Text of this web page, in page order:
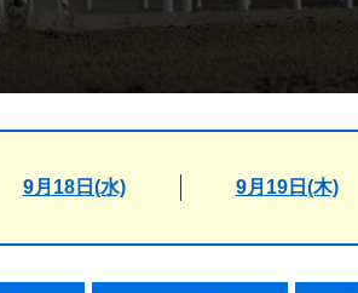
オッズ
番組編成要領
9月18日(水) 9月19日(木)